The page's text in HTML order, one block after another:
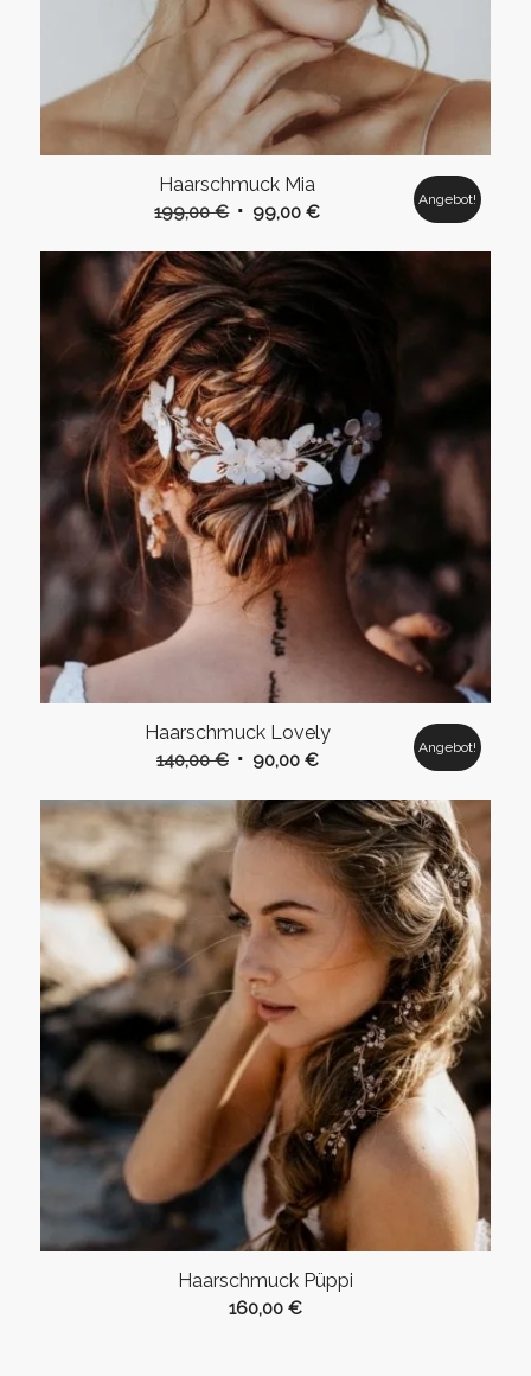
Haarschmuck Mia
199,00€ Ursprünglicher
war:
199,00 €
99,00€Aktueller
ist:
Angebot!
Haarschmuck Lovely
140,00€ Ursprünglicher
war:
140,00 €
90,00 €Aktueller
ist:
90,00 €.
Angebot!
Haarschmuck Püppi
160,00 €